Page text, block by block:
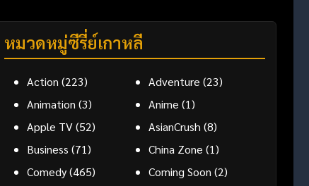
หมวดหมู่ซีรี่ย์เกาหลี
Action (223) Adventure (23)
Animation (3) Anime (1)
Apple TV(52) AsianCrush (8)
Business (71) China Zone (1)
Comedy(465) Coming Soon (2)